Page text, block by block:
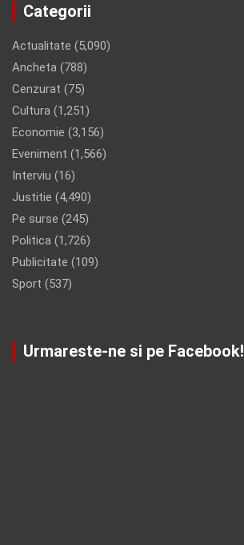
Categorii
Actualitate (5,090)
Ancheta (788)
Cenzurat (75)
Cultura (1,251)
Economie (3,156)
Eveniment (1,566)
Interviu (16)
Justitie (4,490)
Pe surse (245)
Politica (1,726)
Publicitate (109)
Sport (537)
Urmareste-ne si pe Facebook!